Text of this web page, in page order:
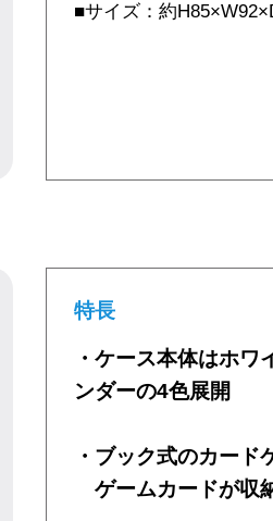
■サイズ：約
特長
・ケース本体はホ
ンダーの4色展開
・ブック式のカー
ゲームカードが収